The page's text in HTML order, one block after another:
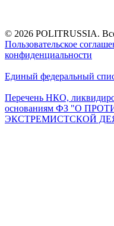
© 2026 POLITRUSSIA.
Пользовательское
конфиденциальности
Единый федеральный
Перечень НКО,
основаниям ФЗ "О
ЭКСТРЕМИСТСКОЙ